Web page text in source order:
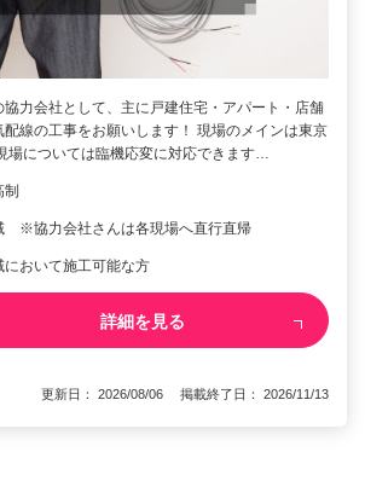
協力会社として、主に戸建住宅・アパート・店舗
配線の工事をお願いします！ 現場のメインは東京
場については臨機応変に対応できます…
制
※協力会社さんは各現場へ直行直帰
において施工可能な方
詳細を見る
更新日： 2026/08/06 掲載終了日： 2026/11/13